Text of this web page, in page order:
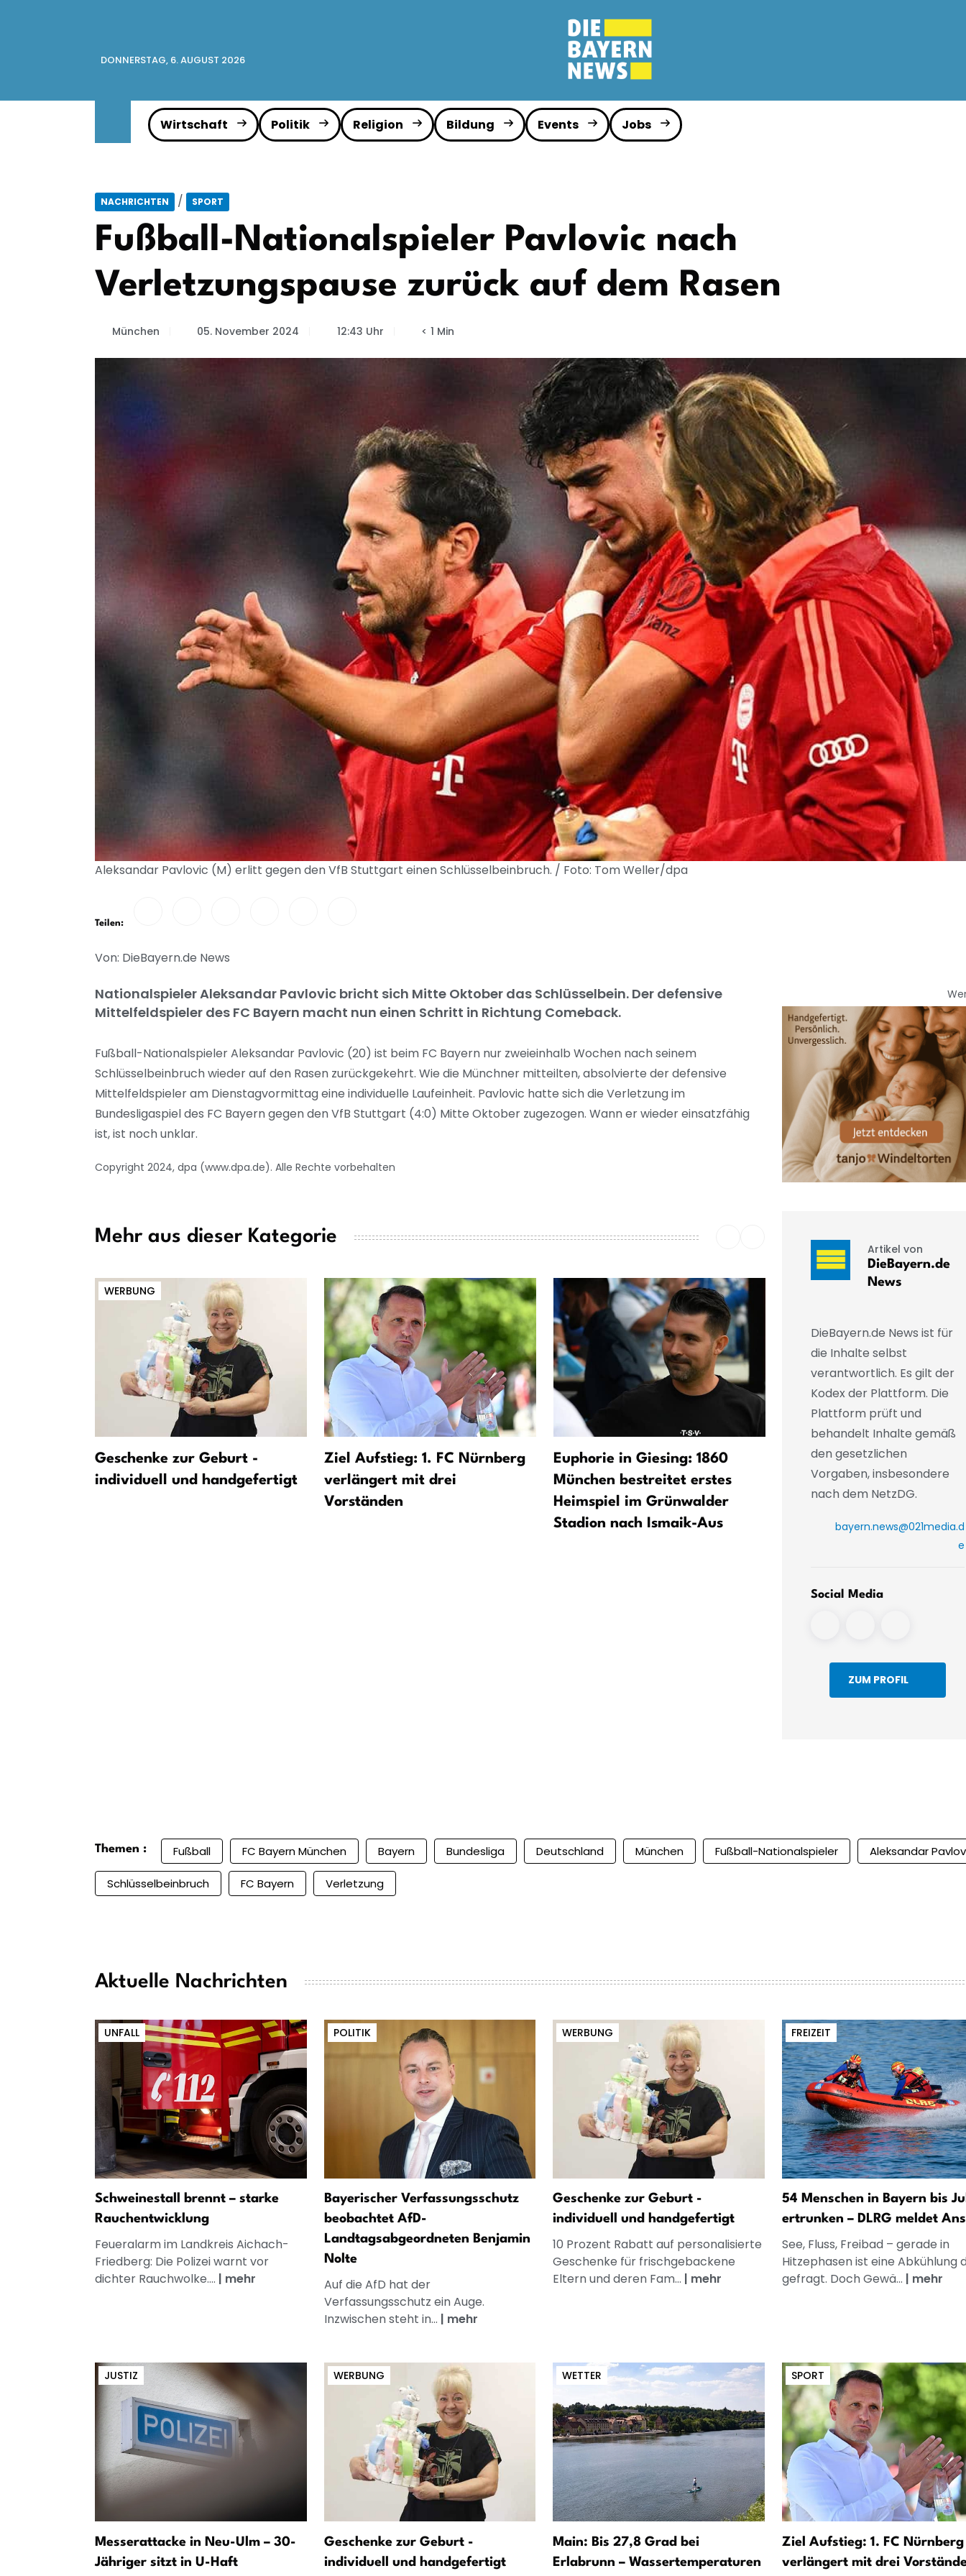
DONNERSTAG, 6. AUGUST 2026
Wirtschaft Politik Religion Bildung Events Jobs
NACHRICHTEN / SPORT
Fußball-Nationalspieler Pavlovic nach
Verletzungspause zurück auf dem Rasen
München 05. November 2024 12:43 Uhr < 1 Min
Aleksandar Pavlovic (M) erlitt gegen den VfB Stuttgart einen Schlüsselbeinbruch. / Foto: Tom Weller/dpa
Teilen:
Von: DieBayern.de News
Nationalspieler Aleksandar Pavlovic bricht sich Mitte Oktober das Schlüsselbein. Der defensive
Mittelfeldspieler des FC Bayern macht nun einen Schritt in Richtung Comeback.
Fußball-Nationalspieler Aleksandar Pavlovic (20) ist beim FC Bayern nur zweieinhalb Wochen nach seinem
Schlüsselbeinbruch wieder auf den Rasen zurückgekehrt. Wie die Münchner mitteilten, absolvierte der defensive
Mittelfeldspieler am Dienstagvormittag eine individuelle Laufeinheit. Pavlovic hatte sich die Verletzung im
Bundesligaspiel des FC Bayern gegen den VfB Stuttgart (4:0) Mitte Oktober zugezogen. Wann er wieder einsatzfähig
ist, ist noch unklar.
Copyright 2024, dpa (www.dpa.de). Alle Rechte vorbehalten
Mehr aus dieser Kategorie
WERBUNG
Geschenke zur Geburt -
individuell und handgefertigt
Ziel Aufstieg: 1. FC Nürnberg
verlängert mit drei
Vorständen
Euphorie in Giesing: 1860
München bestreitet erstes
Heimspiel im Grünwalder
Stadion nach Ismaik-Aus
Kompany weckt
auf großes Bayern-Jahr
Artikel von
DieBayern.de
News
DieBayern.de News ist für
die Inhalte selbst
verantwortlich. Es gilt der
Kodex der Plattform. Die
Plattform prüft und
behandelt Inhalte gemäß
den gesetzlichen
Vorgaben, insbesondere
nach dem NetzDG.
bayern.news@021media.d
e
Social Media
ZUM PROFIL
Themen : Fußball FC Bayern München Bayern Bundesliga Deutschland München Fußball-Nationalspieler Aleksandar
Schlüsselbeinbruch FC Bayern Verletzung
Aktuelle Nachrichten
UNFALL
Schweinestall brennt – starke
Rauchentwicklung
Feueralarm im Landkreis Aichach-
Friedberg: Die Polizei warnt vor
dichter Rauchwolke.... | mehr
POLITIK
Bayerischer Verfassungsschutz
beobachtet AfD-
Landtagsabgeordneten Benjamin
Nolte
Auf die AfD hat der
Verfassungsschutz ein Auge.
Inzwischen steht in... | mehr
WERBUNG
Geschenke zur Geburt -
individuell und handgefertigt
10 Prozent Rabatt auf personalisierte
Geschenke für frischgebackene
Eltern und deren Fam... | mehr
FREIZEIT
54 Menschen in Bayern bis
ertrunken – DLRG meldet
See, Fluss, Freibad – gerade in
Hitzephasen ist eine Abkühlung
gefragt. Doch Gewä... | mehr
JUSTIZ
Messerattacke in Neu-Ulm – 30-
Jähriger sitzt in U-Haft
WERBUNG
Geschenke zur Geburt -
individuell und handgefertigt
WETTER
Main: Bis 27,8 Grad bei
Erlabrunn – Wassertemperaturen
SPORT
Ziel Aufstieg: 1. FC Nürnberg
verlängert mit drei